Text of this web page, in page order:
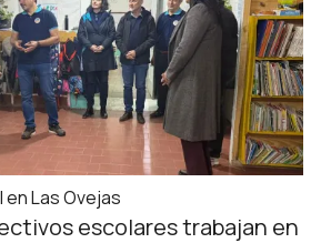
Las Ovejas
escolares trabajan en